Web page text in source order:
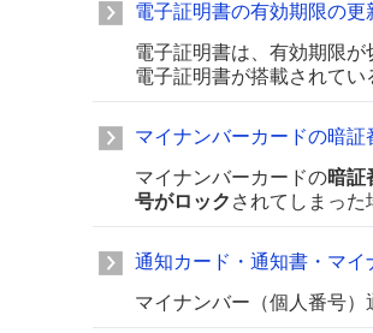
電子証明書の有効期限の更
電子証明書は、有効期限
電子証明書が搭載されてい
マイナンバーカードの暗証
マイナンバーカードの暗証
号がロック されてしまった
通知カード・通知書・マイ
マイナンバー（個人番号